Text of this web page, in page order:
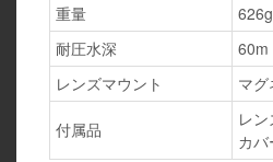
重量
耐圧水深
60m
レンズマウント
マグ
付属品
レ
カ